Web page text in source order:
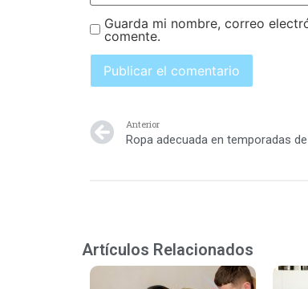
Guarda mi nombre, correo
comente.
Anterior
Ropa adecuada en temporadas
Artículos Relacionados